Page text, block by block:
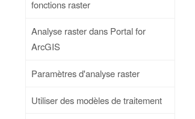
fonctions raster
Analyse raster dans Portal for
ArcGIS
Paramètres d'analyse raster
Utiliser des modèles de traitement